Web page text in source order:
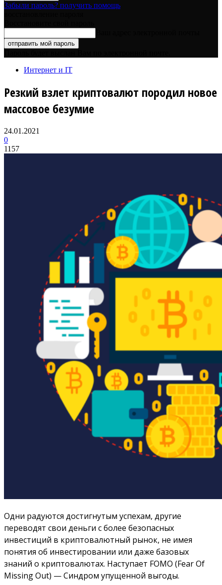
Забыли пароль? получить помощь
Интернет и IT
Резкий взлет криптовалют породил новое
массовое безумие
24.01.2021
0
1157
Одни радуются достигнутым успехам, другие
переводят свои деньги с более безопасных
инвестиций в криптовалютный рынок, не имея
понятия об инвестировании или даже базовых
знаний о криптовалютах. Наступает FOMO (Fear Of
Missing Out) — Синдром упущенной выгоды.